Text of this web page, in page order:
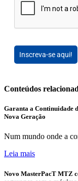
Inscreva-se aqui!
Conteúdos
Garanta a Continuidade
Nova Geração
Num mundo onde a
Leia mais
Novo MasterPacT MTZ